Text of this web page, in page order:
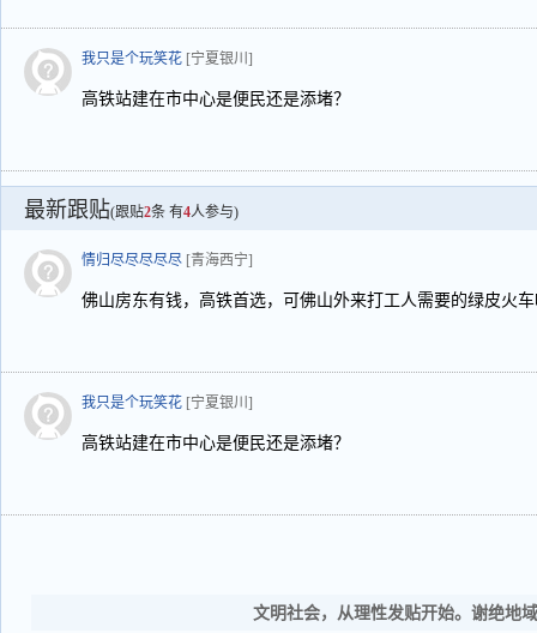
我只是个玩笑花 [宁夏银川]
高铁站建在市中心是便民还是添堵？
最新跟贴(跟贴2条 有4人参与)
情归尽尽尽尽尽 [青海西宁]
佛山房东有钱，高铁首选，可佛山外来打工人需要的绿皮火
我只是个玩笑花 [宁夏银川]
高铁站建在市中心是便民还是添堵？
文明社会，从理性发贴开始。谢绝地